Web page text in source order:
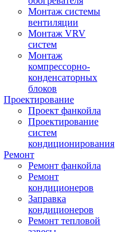
Монтаж системы
вентиляции
Монтаж VRV
систем
Монтаж
компрессорно-
конденсаторных
блоков
Проектирование
Проект фанкойла
Проектирование
систем
кондиционирования
Ремонт
Ремонт фанкойла
Ремонт
кондиционеров
Заправка
кондиционеров
Ремонт тепловой